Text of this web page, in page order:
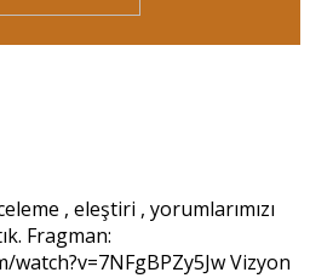
, eleştiri , yorumlarımızı
Fragman:
Vizyon